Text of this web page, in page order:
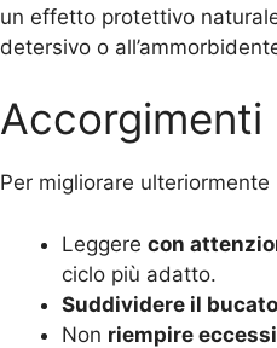
un effetto protettivo
detersivo o
Accorgimenti
Per migliorare
Leggere con
ciclo più adatto.
Suddividere il bucato
Non riempire